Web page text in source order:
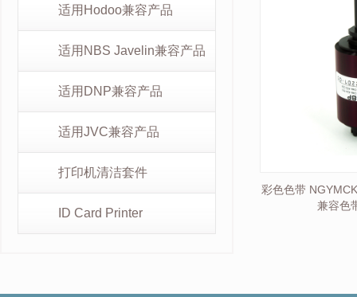
适用Hodoo兼容产品
适用NBS Javelin兼容产品
适用DNP兼容产品
适用JVC兼容产品
打印机清洁套件
ID Card Printer
彩色色带
兼容色